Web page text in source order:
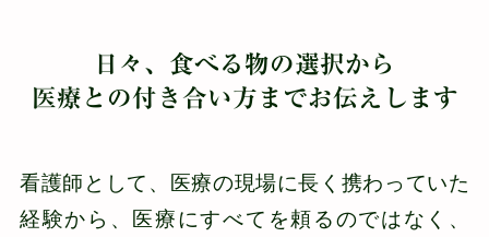
日々、食べる物の選択から
医療との付き合い方までお伝えします
看護師として、医療の現場に長く携わっていた
経験から、医療にすべてを頼るのではなく、